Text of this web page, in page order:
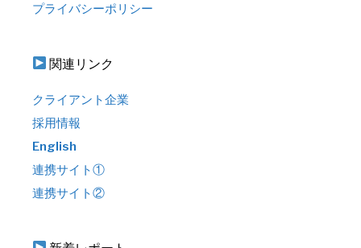
プライバシーポリシー
関連リンク
クライアント企業
採用情報
English
連携サイト①
連携サイト②